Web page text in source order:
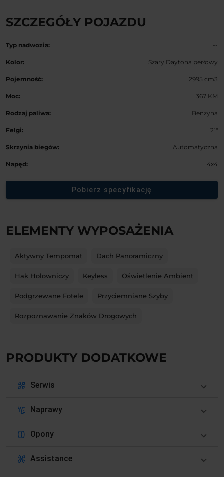
SZCZEGÓŁY POJAZDU
Typ nadwozia: --
Kolor: Szary Daytona perłowy
Pojemność: 2995 cm3
Moc: 367 KM
Rodzaj paliwa: Benzyna
Felgi: 21"
Skrzynia biegów: Automatyczna
Napęd: 4x4
Pobierz specyfikację
ELEMENTY WYPOSAŻENIA
Aktywny Tempomat Dach Panoramiczny
Hak Holowniczy Keyless Oświetlenie Ambient
Podgrzewane Fotele Przyciemniane Szyby
Rozpoznawanie Znaków Drogowych
PRODUKTY DODATKOWE
Serwis
Naprawy
Opony
Assistance